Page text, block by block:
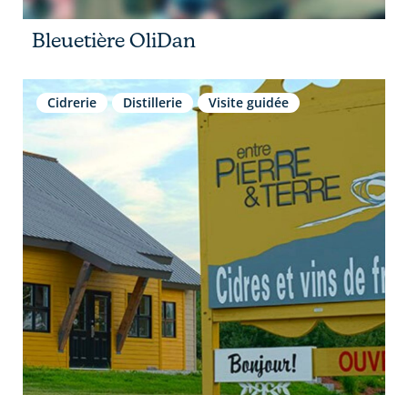
Bleuetière OliDan
Cidrerie Distillerie Visite guidée